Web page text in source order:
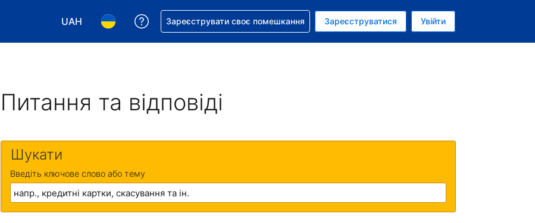
UAH
Виберіть валюту. Ваша поточна валюта: Українська гривня
Виберіть мову. Ваша поточна мова: Українською
Отримайте допомогу з бронюванням
Зареєструвати своє помешкання Зареєструватися Увійти
Питання та відповіді
Шукати
Введіть ключове слово або тему